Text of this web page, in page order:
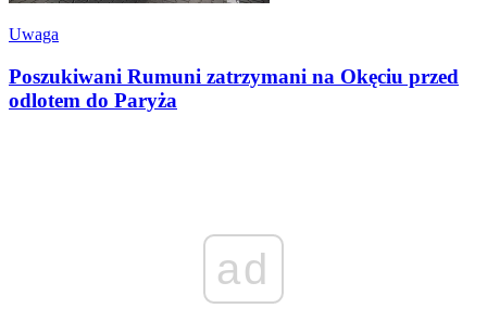
Uwaga
Poszukiwani Rumuni zatrzymani na Okęciu przed
odlotem do Paryża
ad